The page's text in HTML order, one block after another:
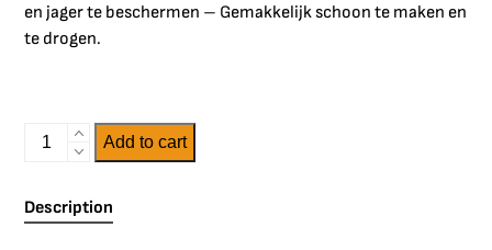
en jager te beschermen – Gemakkelijk schoon te maken en
te drogen.
Add to cart
Description